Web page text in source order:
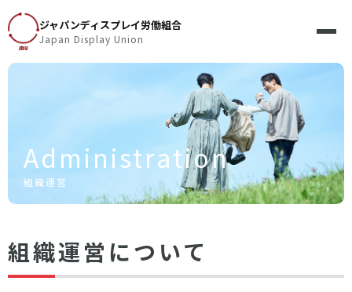
ジャパンディスプレイ労働組合
Japan Display Union
Administration
組織運営
組織運営について